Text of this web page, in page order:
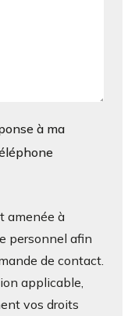
à ma
amenée à
personnel afin
de contact.
applicable,
vos droits